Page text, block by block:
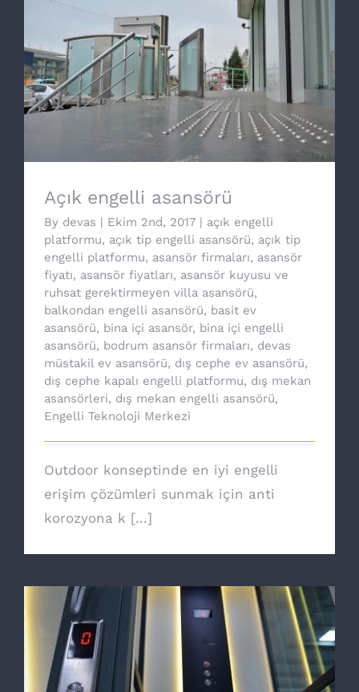
Açık engelli asansörü
Açık engelli asansörü
By devas | Ekim 2nd, 2017 | açık engelli
platformu, açık tip engelli asansörü, açık tip
engelli platformu, asansör firmaları, asansör
fiyatı, asansör fiyatları, asansör kuyusu ve
ruhsat gerektirmeyen villa asansörü,
balkondan engelli asansörü, basit ev
asansörü, bina içi asansör, bina içi engelli
asansörü, bodrum asansör firmaları, devas
müstakil ev asansörü, dış cephe ev asansörü,
dış cephe kapalı engelli platformu, dış mekan
asansörleri, dış mekan engelli asansörü,
Engelli Teknoloji Merkezi
Outdoor konseptinde en iyi engelli
erişim çözümleri sunmak için anti
korozyona k [...]